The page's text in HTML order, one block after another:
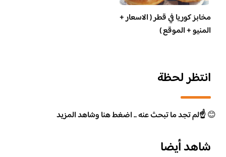
مخابز كوريا في قطر ( الاسعار +
المنيو + الموقع )
انتظر لحظة
😊☝️لم تجد ما تبحث عنه .. اضغط هنا وشاهد المزيد
شاهد أيضا